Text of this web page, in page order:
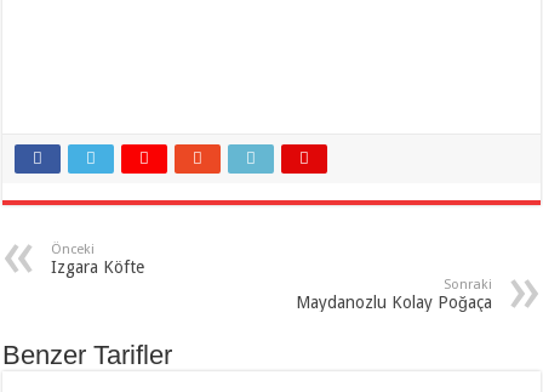
Önceki
Izgara Köfte
Sonraki
Maydanozlu Kolay Poğaça
Benzer Tarifler